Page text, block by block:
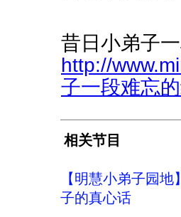
昔日小弟子
http://
子一段难忘
相关节目
【明慧小弟子园
子的真心话